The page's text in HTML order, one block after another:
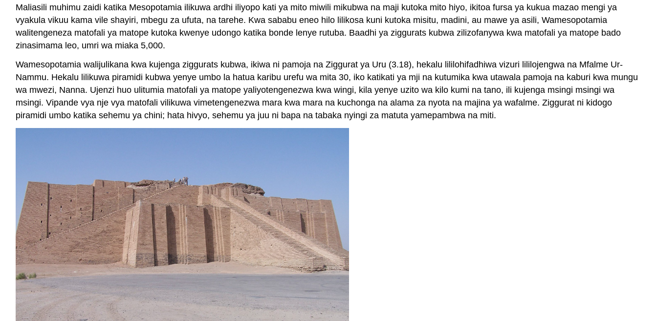
Maliasili muhimu zaidi katika Mesopotamia ilikuwa ardhi iliyopo kati ya mito miwili mikubwa na maji kutoka mito hiyo, ikitoa fursa ya kukua mazao mengi ya
vyakula vikuu kama vile shayiri, mbegu za ufuta, na tarehe. Kwa sababu eneo hilo lilikosa kuni kutoka misitu, madini, au mawe ya asili, Wamesopotamia
walitengeneza matofali ya matope kutoka kwenye udongo katika bonde lenye rutuba. Baadhi ya ziggurats kubwa zilizofanywa kwa matofali ya matope bado
zinasimama leo, umri wa miaka 5,000.
Wamesopotamia walijulikana kwa kujenga ziggurats kubwa, ikiwa ni pamoja na Ziggurat ya Uru (3.18), hekalu lililohifadhiwa vizuri lililojengwa na Mfalme Ur-
Nammu. Hekalu lilikuwa piramidi kubwa yenye umbo la hatua karibu urefu wa mita 30, iko katikati ya mji na kutumika kwa utawala pamoja na kaburi kwa mungu
wa mwezi, Nanna. Ujenzi huo ulitumia matofali ya matope yaliyotengenezwa kwa wingi, kila yenye uzito wa kilo kumi na tano, ili kujenga msingi msingi wa
msingi. Vipande vya nje vya matofali vilikuwa vimetengenezwa mara kwa mara na kuchonga na alama za nyota na majina ya wafalme. Ziggurat ni kidogo
piramidi umbo katika sehemu ya chini; hata hivyo, sehemu ya juu ni bapa na tabaka nyingi za matuta yamepambwa na miti.